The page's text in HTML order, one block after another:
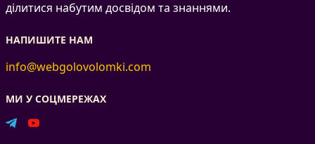
ділитися набутим досвідом та знаннями.
НАПИШИТЕ НАМ
info@webgolovolomki.com
МИ У СОЦМЕРЕЖАХ